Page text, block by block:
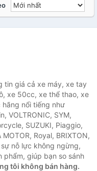
tin giá cả xe máy, xe tay
xe 50cc, xe thể thao, xe
nổi tiếng như
VOLTRONIC, SYM,
SUZUKI, Piaggio,
Royal, BRIXTON,
nỗ lực không ngừng,
giúp bạn so sánh
tôi không bán hàng.